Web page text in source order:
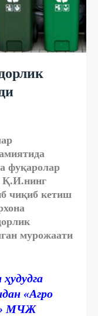
фуқаролар
Қ.И.нинг
чиқиб кетиш
мурожаати
«Агро
МЧЖ